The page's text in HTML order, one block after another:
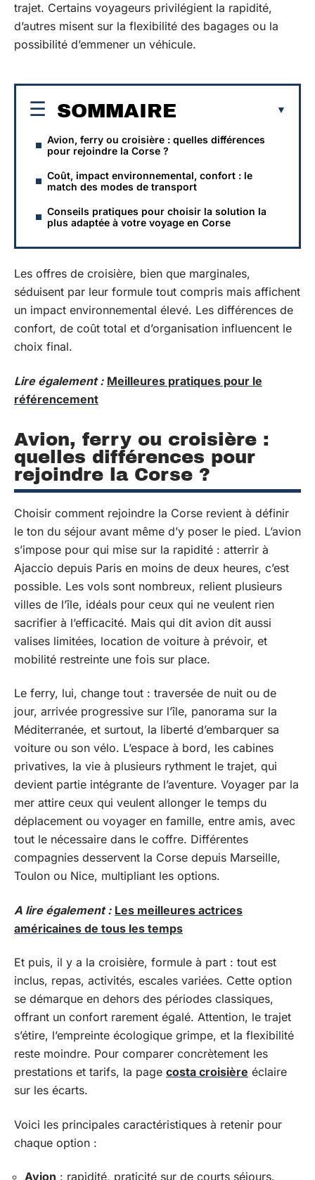
trajet. Certains voyageurs privilégient la rapidité,
d’autres misent sur la flexibilité des bagages ou la
possibilité d’emmener un véhicule.
SOMMAIRE
Avion, ferry ou croisière : quelles différences
pour rejoindre la Corse ?
Coût, impact environnemental, confort : le
match des modes de transport
Conseils pratiques pour choisir la solution la
plus adaptée à votre voyage en Corse
Les offres de croisière, bien que marginales,
séduisent par leur formule tout compris mais affichent
un impact environnemental élevé. Les différences de
confort, de coût total et d’organisation influencent le
choix final.
Lire également : Meilleures pratiques pour le
référencement
Avion, ferry ou croisière :
quelles différences pour
rejoindre la Corse ?
Choisir comment rejoindre la Corse revient à définir
le ton du séjour avant même d’y poser le pied. L’avion
s’impose pour qui mise sur la rapidité : atterrir à
Ajaccio depuis Paris en moins de deux heures, c’est
possible. Les vols sont nombreux, relient plusieurs
villes de l’île, idéals pour ceux qui ne veulent rien
sacrifier à l’efficacité. Mais qui dit avion dit aussi
valises limitées, location de voiture à prévoir, et
mobilité restreinte une fois sur place.
Le ferry, lui, change tout : traversée de nuit ou de
jour, arrivée progressive sur l’île, panorama sur la
Méditerranée, et surtout, la liberté d’embarquer sa
voiture ou son vélo. L’espace à bord, les cabines
privatives, la vie à plusieurs rythment le trajet, qui
devient partie intégrante de l’aventure. Voyager par la
mer attire ceux qui veulent allonger le temps du
déplacement ou voyager en famille, entre amis, avec
tout le nécessaire dans le coffre. Différentes
compagnies desservent la Corse depuis Marseille,
Toulon ou Nice, multipliant les options.
A lire également : Les meilleures actrices
américaines de tous les temps
Et puis, il y a la croisière, formule à part : tout est
inclus, repas, activités, escales variées. Cette option
se démarque en dehors des périodes classiques,
offrant un confort rarement égalé. Attention, le trajet
s’étire, l’empreinte écologique grimpe, et la flexibilité
reste moindre. Pour comparer concrètement les
prestations et tarifs, la page costa croisière éclaire
sur les écarts.
Voici les principales caractéristiques à retenir pour
chaque option :
Avion : rapidité, praticité sur de courts séjours.